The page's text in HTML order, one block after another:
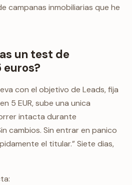
campanas inmobiliarias que he
un test de
euros?
con el objetivo de Leads, fija
5 EUR, sube una unica
intacta durante
cambios. Sin entrar en panico
el titular.” Siete dias,